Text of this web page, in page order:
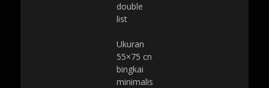
double
list
Ukuran
55×75 cn
bingkai
minimalis